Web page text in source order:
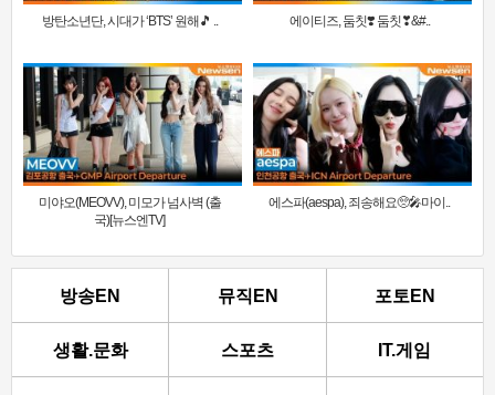
방탄소년단, 시대가 ‘BTS’ 원해🎵 .. 에이티즈, 둠칫❣️ 둠칫❣&#..
미야오(MEOVV), 미모가 넘사벽 (출
국)[뉴스엔TV]
에스파(aespa), 죄송해요🥺🎤마이..
방송EN 뮤직EN 포토EN
생활.문화 스포츠 IT.게임